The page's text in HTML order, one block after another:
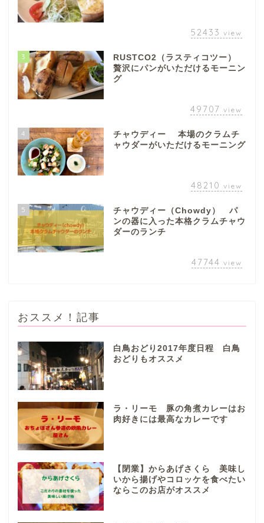
52433 view
3
RUSTCO2（ラスティコツー）
贅沢にパンがいただけるモーニン
グ
49707 view
4
チャウディー 本場のクラムチ
ャウダーがいただけるモーニング
48210 view
5
チャウディー（Chowdy） パ
ンの器に入った本格クラムチャウ
ダーのランチ
47744 view
おススメ！記事
白鳥おどり2017年度日程 白鳥
おどりもオススメ
ラ・リーモ 豚の角煮カレーはお
肉好きには最高なカレーです
【閉業】からあげさくら 美味し
いから揚げやコロッケを食べたい
ならこのお店がオススメ
ぎふまるけ内の記事と写真
（画像）＆掲載情報につい
岐阜地域
岐阜市